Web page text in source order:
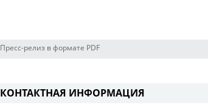
Пресс-релиз в формате PDF
КОНТАКТНАЯ ИНФОРМАЦИЯ